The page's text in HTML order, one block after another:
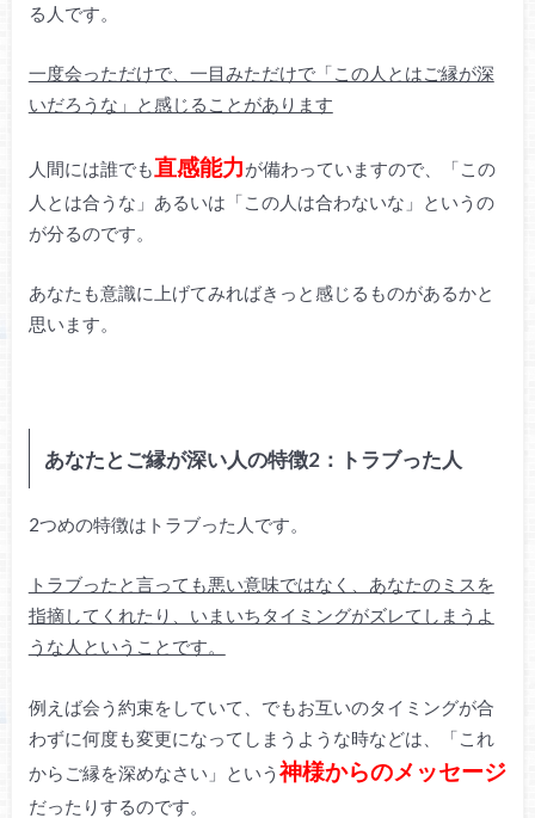
る人です。
一度会っただけで、一目みただけで「この人とはご縁が深
いだろうな」と感じることがあります
人間には誰でも直感能力が備わっていますので、「この
人とは合うな」あるいは「この人は合わないな」というの
が分るのです。
あなたも意識に上げてみればきっと感じるものがあるかと
思います。
あなたとご縁が深い人の特徴2：トラブった人
2つめの特徴はトラブった人です。
トラブったと言っても悪い意味ではなく、あなたのミスを
指摘してくれたり、いまいちタイミングがズレてしまうよ
うな人ということです。
例えば会う約束をしていて、でもお互いのタイミングが合
わずに何度も変更になってしまうような時などは、「これ
からご縁を深めなさい」という神様からのメッセージ
だったりするのです。